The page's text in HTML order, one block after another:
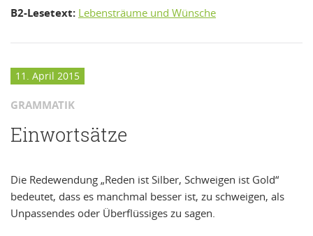
B2-Lesetext: Lebensträume und Wünsche
11. April 2015
GRAMMATIK
Einwortsätze
Die Redewendung „Reden ist Silber, Schweigen ist Gold“
bedeutet, dass es manchmal besser ist, zu schweigen, als
Unpassendes oder Überflüssiges zu sagen.